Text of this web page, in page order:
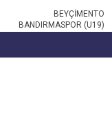
BEYÇİMENTO
BANDIRMASPOR (U19)